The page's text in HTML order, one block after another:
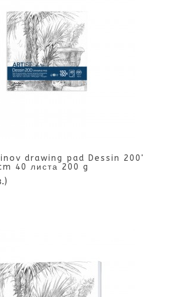
drawing pad Dessin 200'
40 листа 200 g